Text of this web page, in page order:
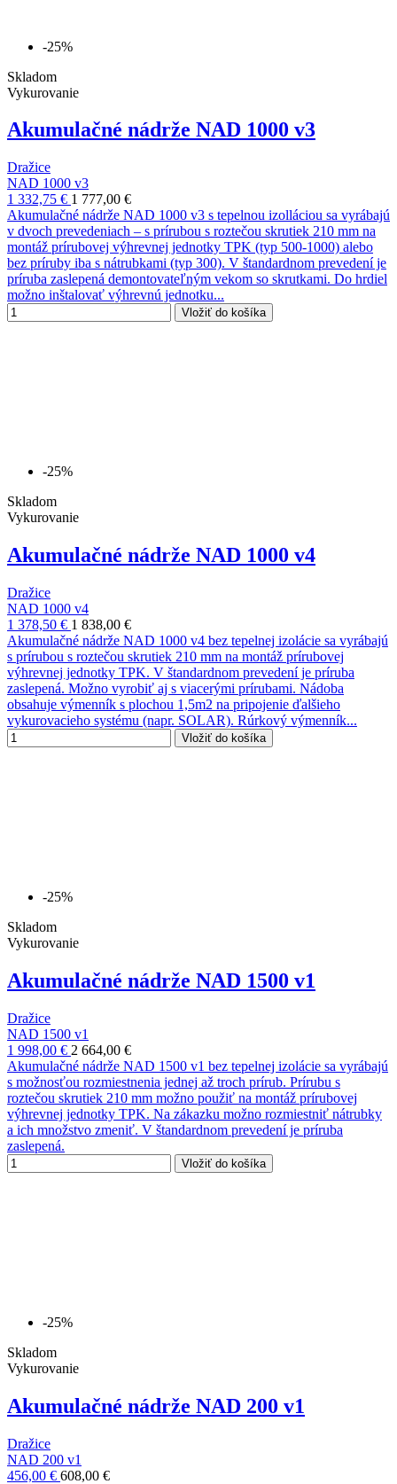
-25%
Skladom
Vykurovanie
Akumulačné nádrže NAD 1000 v3
Dražice
NAD 1000 v3
1 332,75 € 1 777,00 €
Akumulačné nádrže NAD 1000 v3 s tepelnou izolláciou sa vyrábajú
v dvoch prevedeniach – s prírubou s roztečou skrutiek 210 mm na
montáž prírubovej výhrevnej jednotky TPK (typ 500-1000) alebo
bez príruby iba s nátrubkami (typ 300). V štandardnom prevedení je
príruba zaslepená demontovateľným vekom so skrutkami. Do hrdiel
možno inštalovať výhrevnú jednotku...
Vložiť do košíka
-25%
Skladom
Vykurovanie
Akumulačné nádrže NAD 1000 v4
Dražice
NAD 1000 v4
1 378,50 € 1 838,00 €
Akumulačné nádrže NAD 1000 v4 bez tepelnej izolácie sa vyrábajú
s prírubou s roztečou skrutiek 210 mm na montáž prírubovej
výhrevnej jednotky TPK. V štandardnom prevedení je príruba
zaslepená. Možno vyrobiť aj s viacerými prírubami. Nádoba
obsahuje výmenník s plochou 1,5m2 na pripojenie ďalšieho
vykurovacieho systému (napr. SOLAR). Rúrkový výmenník...
Vložiť do košíka
-25%
Skladom
Vykurovanie
Akumulačné nádrže NAD 1500 v1
Dražice
NAD 1500 v1
1 998,00 € 2 664,00 €
Akumulačné nádrže NAD 1500 v1 bez tepelnej izolácie sa vyrábajú
s možnosťou rozmiestnenia jednej až troch prírub. Prírubu s
roztečou skrutiek 210 mm možno použiť na montáž prírubovej
výhrevnej jednotky TPK. Na zákazku možno rozmiestniť nátrubky
a ich množstvo zmeniť. V štandardnom prevedení je príruba
zaslepená.
Vložiť do košíka
-25%
Skladom
Vykurovanie
Akumulačné nádrže NAD 200 v1
Dražice
NAD 200 v1
456,00 € 608,00 €